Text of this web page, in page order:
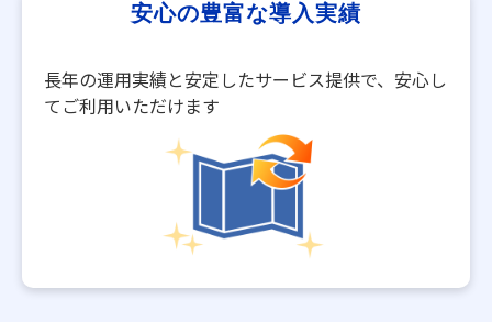
安心の豊富な導入実績​
長年の運用実績と安定したサービス提供で、安心し
てご利用いただけます